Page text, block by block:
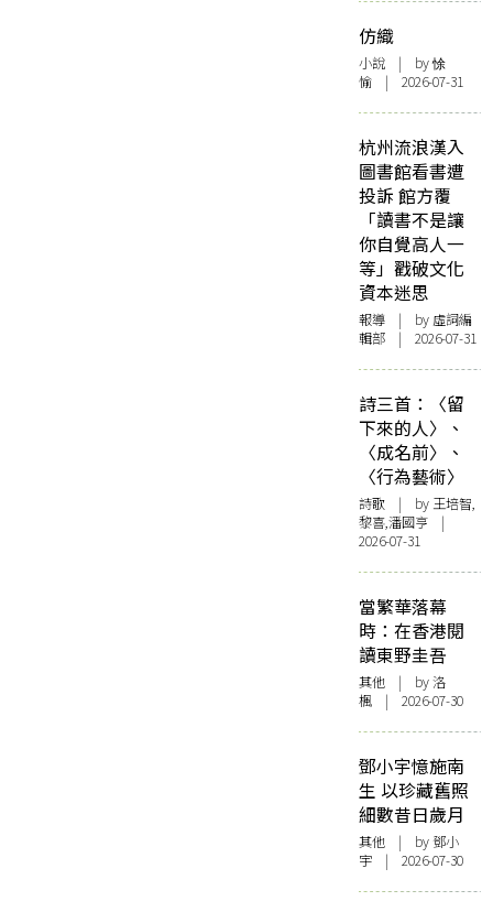
仿織
小說 | by 悇
愉 | 2026-07-31
杭州流浪漢入
圖書館看書遭
投訴 館方覆
「讀書不是讓
你自覺高人一
等」戳破文化
資本迷思
報導 | by 虛詞編
輯部 | 2026-07-31
詩三首：〈留
下來的人〉、
〈成名前〉、
〈行為藝術〉
詩歌 | by 王培智,
黎喜,潘國亨 |
2026-07-31
當繁華落幕
時：在香港閱
讀東野圭吾
其他 | by洛
楓 | 2026-07-30
鄧小宇憶施南
生 以珍藏舊照
細數昔日歲月
其他 | by 鄧小
宇 | 2026-07-30